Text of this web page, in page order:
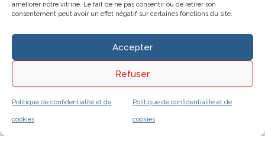
améliorer notre vitrine. Le fait de ne pas consentir ou de retirer son
consentement peut avoir un effet négatif sur certaines fonctions du site.
Accepter
Refuser
Politique de confidentialité et de
cookies
Politique de confidentialité et de
cookies